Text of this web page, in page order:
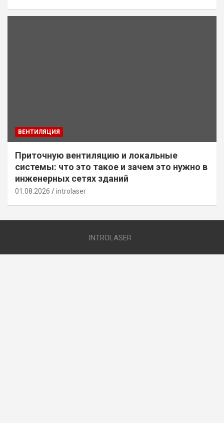
ВЕНТИЛЯЦИЯ
Приточную вентиляцию и локальные
системы: что это такое и зачем это нужно в
инженерных сетях зданий
01.08.2026 introlaser
INTROLASER